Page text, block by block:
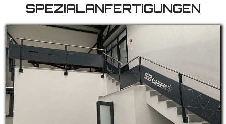
SPEZIALANFERTIGUNGEN